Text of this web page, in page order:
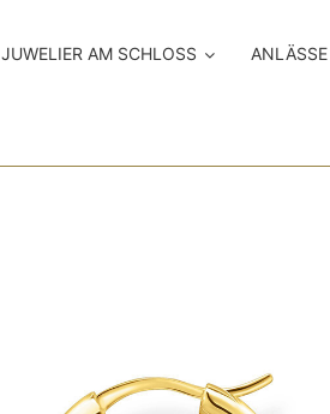
JUWELIER AM SCHLOSS ANLÄSSE